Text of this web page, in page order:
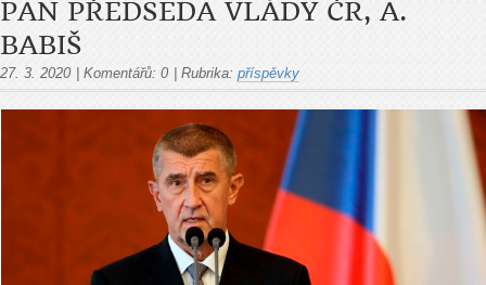
PAN PŘEDSEDA VLÁDY ČR, A.
BABIŠ
27. 3. 2020 Komentářů: 0 Rubrika: příspěvky